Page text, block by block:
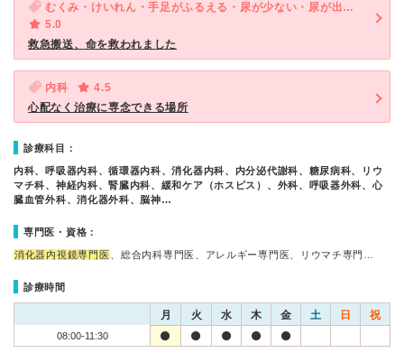
むくみ・けいれん・手足がふるえる・尿が少ない・尿が出にくい
5.0
救急搬送、命を救われました
内科
4.5
心配なく治療に専念できる場所
診療科目：
内科、呼吸器内科、循環器内科、消化器内科、内分泌代謝科、糖尿病科、リウ
マチ科、神経内科、腎臓内科、緩和ケア（ホスピス）、外科、呼吸器外科、心
臓血管外科、消化器外科、脳神…
専門医・資格：
消化器内視鏡専門医 、総合内科専門医、アレルギー専門医、リウマチ専門…
診療時間
月 火 水 木 金 土 日 祝
08:00-11:30